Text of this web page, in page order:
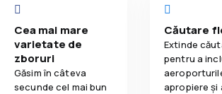
Cea mai mare
varietate de
zboruri
Găsim în câteva
secunde cel mai bun
Căutare
Extinde
pentru a
apropiere și